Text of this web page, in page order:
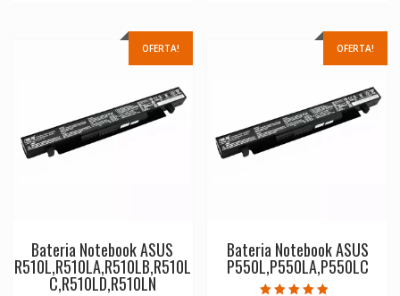
OFERTA!
Bateria Notebook ASUS
R510L,R510LA,R510LB,R510L
C,R510LD,R510LN
OFERTA!
Bateria Notebook ASUS
P550L,P550LA,P550LC